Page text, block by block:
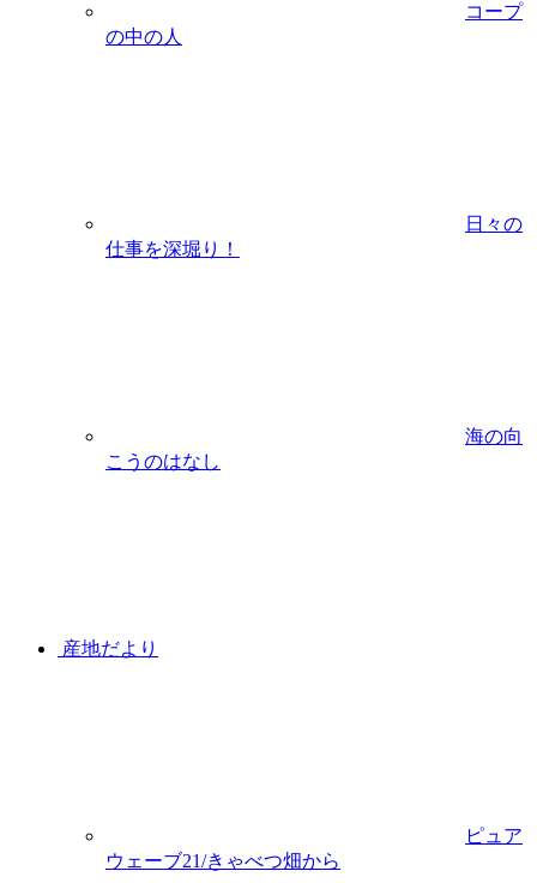
コープ
の中の人
日々の
仕事を深堀り！
海の向
こうのはなし
産地だより
ピュア
ウェーブ21/きゃべつ畑から